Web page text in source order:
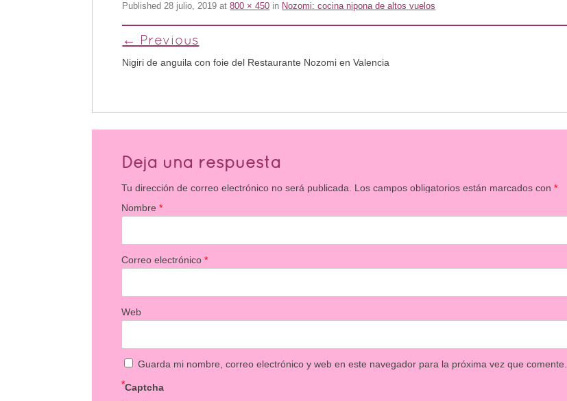
Published28 julio, 2019 at800 × 450 in Nozomi: cocina nipona de altos vuelos
← Previous
Nigiri de anguila con foie del Restaurante Nozomi en Valencia
Deja una respuesta
Tu dirección de correo electrónico no será publicada. Los campos obligatorios están marcados con*
Nombre*
Correo electrónico*
Web
Guarda mi nombre, correo electrónico y web en este navegador para la próxima vez que comente.
Captcha
*